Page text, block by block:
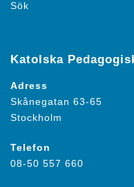
Sök
Katolska
Adress
Skånegatan 63-65
Stockholm
Telefon
08-50 557 660